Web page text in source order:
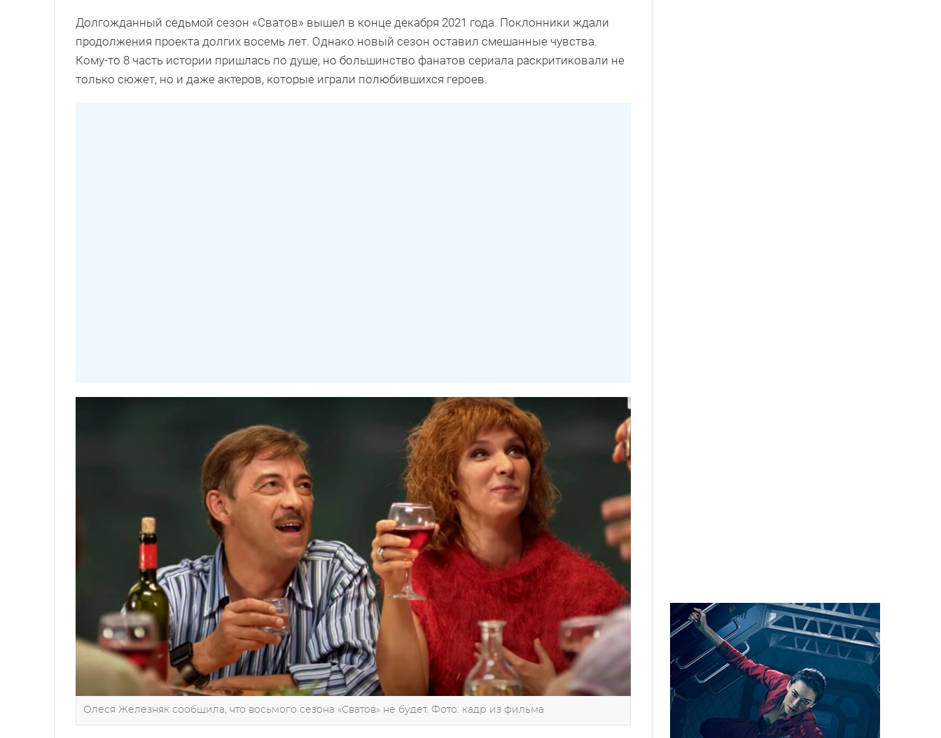
Долгожданный седьмой сезон «Сватов» вышел в конце декабря 2021 года. Поклонники ждали
продолжения проекта долгих восемь лет. Однако новый сезон оставил смешанные чувства.
Кому-то 8 часть истории пришлась по душе, но большинство фанатов сериала раскритиковали не
только сюжет, но и даже актеров, которые играли полюбившихся героев.
Олеся Железняк сообщила, что восьмого сезона «Сватов» не будет. Фото: кадр из фильма